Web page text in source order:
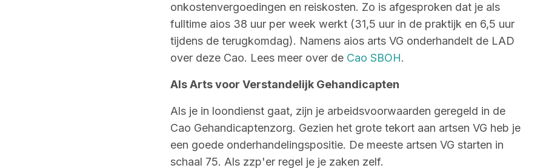
onkostenvergoedingen en reiskosten. Zo is afgesproken dat je als
fulltime aios 38 uur per week werkt (31,5 uur in de praktijk en 6,5 uur
tijdens de terugkomdag). Namens aios arts VG onderhandelt de LAD
over deze Cao. Lees meer over de Cao SBOH.
Als Arts voor Verstandelijk Gehandicapten
Als je in loondienst gaat, zijn je arbeidsvoorwaarden geregeld in de
Cao Gehandicaptenzorg. Gezien het grote tekort aan artsen VG heb je
een goede onderhandelingspositie. De meeste artsen VG starten in
schaal 75. Als zzp'er regel je je zaken zelf.